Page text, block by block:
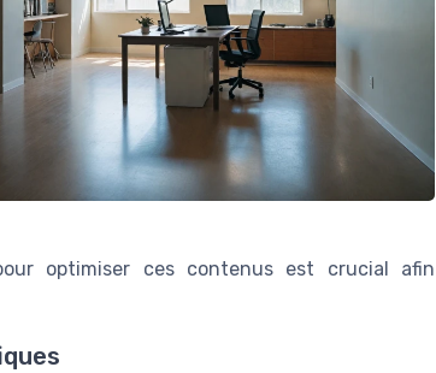
optimiser ces contenus est crucial afin